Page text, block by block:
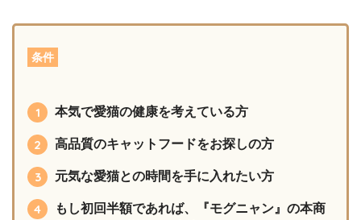
条件
本気で愛猫の健康を考えている方
高品質のキャットフードをお探しの方
元気な愛猫との時間を手に入れたい方
もし初回半額であれば、『モグニャン』の本商